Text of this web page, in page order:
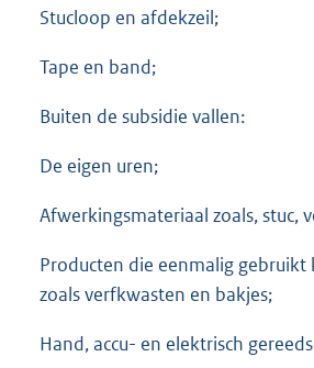
Stucloop en afdekzeil;
Tape en band;
Buiten de subsidie vallen:
De eigen uren;
Afwerkingsmateriaal zoals, stuc,
Producten die eenmalig
zoals verfkwasten en bakjes;
Hand, accu- en elektrisch